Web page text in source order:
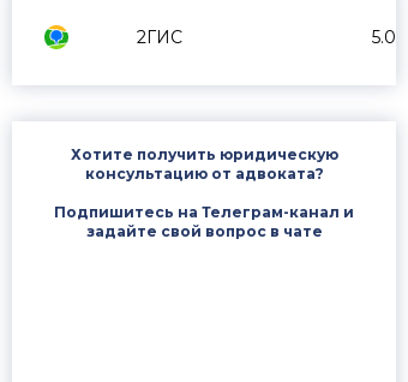
2ГИС 5.0
Хотите получить юридическую
консультацию от адвоката?
Подпишитесь на Телеграм-канал и
задайте свой вопрос в чате